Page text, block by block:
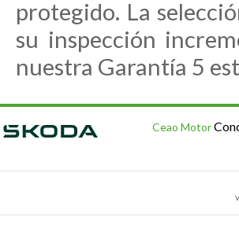
protegido. La
su inspección
nuestra Garantía 5
Ceao Motor